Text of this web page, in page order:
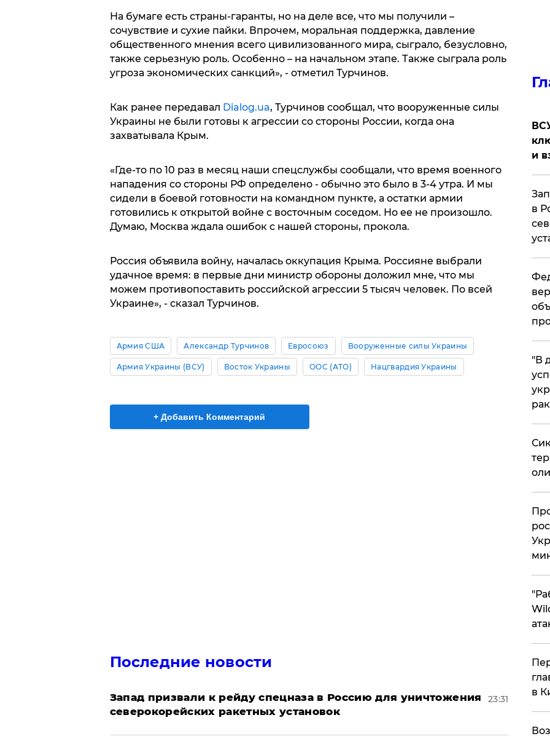
На бумаге есть страны-гаранты, но на деле все, что мы получили –
сочувствие и сухие пайки. Впрочем, моральная поддержка, давление
общественного мнения всего цивилизованного мира, сыграло, безусловно,
также серьезную роль. Особенно – на начальном этапе. Также сыграла роль
угроза экономических санкций», - отметил Турчинов.
Как ранее передавал Dialog.ua, Турчинов сообщал, что вооруженные силы
Украины не были готовы к агрессии со стороны России, когда она
захватывала Крым.
«Где-то по 10 раз в месяц наши спецслужбы сообщали, что время военного
нападения со стороны РФ определено - обычно это было в 3-4 утра. И мы
сидели в боевой готовности на командном пункте, а остатки армии
готовились к открытой войне с восточным соседом. Но ее не произошло.
Думаю, Москва ждала ошибок с нашей стороны, прокола.
Россия объявила войну, началась оккупация Крыма. Россияне выбрали
удачное время: в первые дни министр обороны доложил мне, что мы
можем противопоставить российской агрессии 5 тысяч человек. По всей
Украине», - сказал Турчинов.
Армия США Александр Турчинов Евросоюз Вооруженные силы Украины
Армия Украины (ВСУ) Восток Украины ООС (АТО) Нацгвардия Украины
+ Добавить Комментарий
Последние новости
Запад призвали к рейду спецназа в Россию для уничтожения
северокорейских ракетных установок
23:31
и
в
​"В
в